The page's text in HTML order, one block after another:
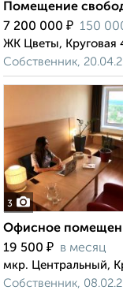
Помещение
7 200 000 ₽ 150
ЖК Цветы, Круговая
Собственник,
3
Офисное
19 500 ₽ в месяц
мкр. Центральный,
Собственник,